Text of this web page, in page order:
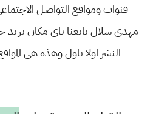
قنوات ومواقع التواصل
مهدي شلال تابعنا باي مكان تريد
النشر اولا باول وهذه هي